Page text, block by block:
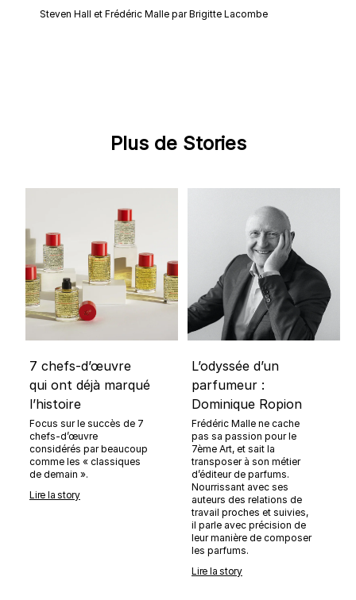
Steven Hall et Frédéric Malle par Brigitte Lacombe
Plus de Stories
7 chefs-d’œuvre
qui ont déjà marqué
l’histoire
Focus sur le succès de 7
chefs-d’œuvre
considérés par beaucoup
comme les « classiques
de demain ».
Lire la story
L’odyssée d’un
parfumeur :
Dominique Ropion
Frédéric Malle ne cache
pas sa passion pour le
7ème Art, et sait la
transposer à son métier
d’éditeur de parfums.
Nourrissant avec ses
auteurs des relations de
travail proches et suivies,
il parle avec précision de
leur manière de composer
les parfums.
Lire la story